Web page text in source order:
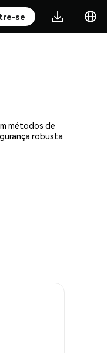
se
métodos de
robusta